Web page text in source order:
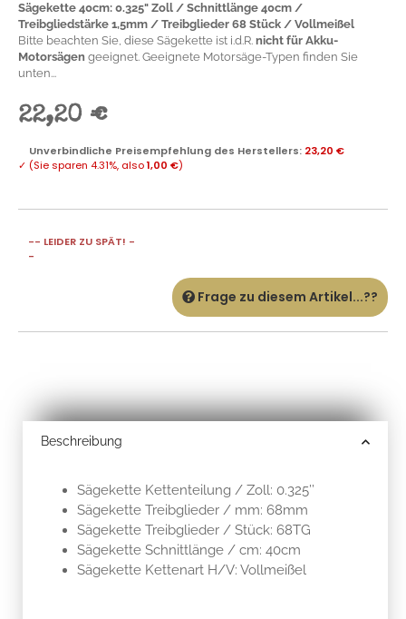
Sägekette 40cm: 0.325" Zoll / Schnittlänge 40cm /
Treibgliedstärke 1,5mm / Treibglieder 68 Stück / Vollmeißel
Bitte beachten Sie, diese Sägekette ist i.d.R. nicht für Akku-
Motorsägen geeignet. Geeignete Motorsäge-Typen finden Sie
unten...
22,20 €
Unverbindliche Preisempfehlung des Herstellers: 23,20 €
✓ (Sie sparen 4.31%, also1,00 €)
-- LEIDER ZU SPÄT! -
-
Frage zu diesem Artikel...??
Beschreibung
Sägekette Kettenteilung / Zoll: 0.325’’
Sägekette Treibglieder / mm: 68mm
Sägekette Treibglieder / Stück: 68TG
Sägekette Schnittlänge / cm: 40cm
Sägekette Kettenart H/V: Vollmeißel